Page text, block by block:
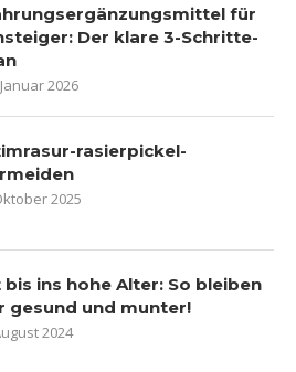
für
Der klare 3-Schritte-
2026
rasierpickel-
2025
bis ins hohe Alter: So bleiben
gesund und munter!
2024